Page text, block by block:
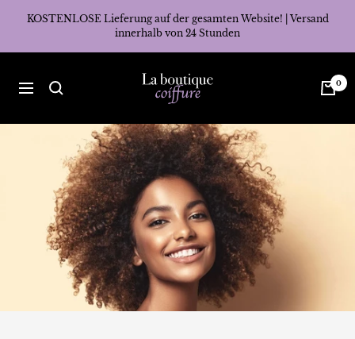
KOSTENLOSE Lieferung auf der gesamten Website! | Versand
innerhalb von 24 Stunden
Navigation
La
Boutique
0